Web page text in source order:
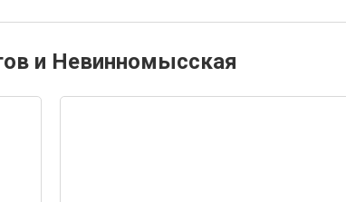
и Невинномысская